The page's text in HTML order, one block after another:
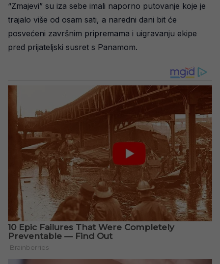
“Zmajevi” su iza sebe imali naporno putovanje koje je
trajalo više od osam sati, a naredni dani bit će
posvećeni završnim pripremama i uigravanju ekipe
pred prijateljski susret s Panamom.